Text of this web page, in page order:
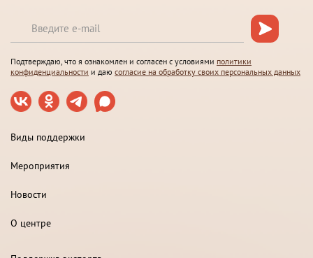
Подтверждаю, что я ознакомлен и согласен с условиями политики
конфиденциальности и даю согласие на обработку своих персональных данных
Виды поддержки
Мероприятия
Новости
О центре